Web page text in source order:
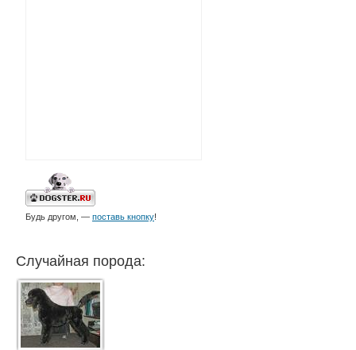
Будь другом, — поставь кнопку!
Случайная порода: